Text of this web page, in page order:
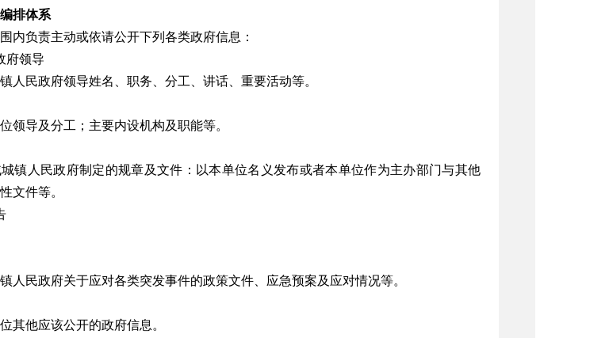
排体系
内负责主动或依请公开下列各类政府信息：
府领导
人民政府领导姓名、职务、分工、讲话、重要活动等。
领导及分工；主要内设机构及职能等。
镇人民政府制定的规章及文件：以本单位名义发布或者本单位作为主办部门与其他
文件等。
人民政府关于应对各类突发事件的政策文件、应急预案及应对情况等。
其他应该公开的政府信息。